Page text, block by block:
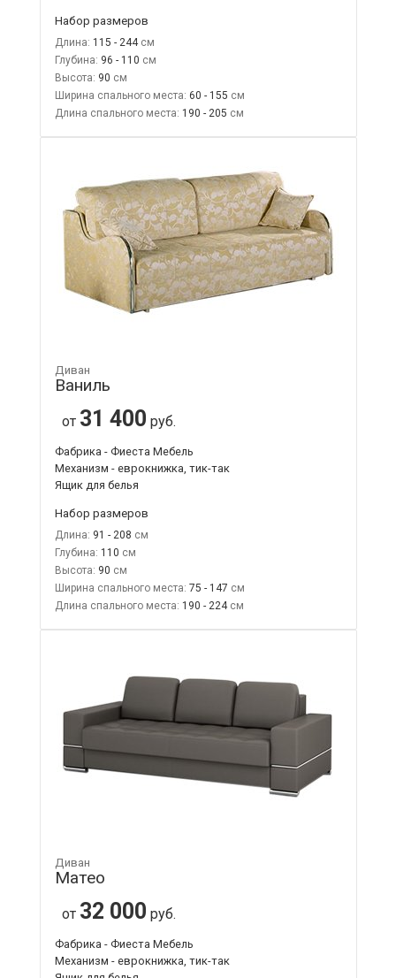
Набор размеров
Длина: 115 - 244
Глубина: 96 - 110
Высота: 90
Ширина спального места: 60 - 155
Длина спального места: 190 - 205
Диван
Ваниль
от 31 400 руб.
Фабрика - Фиеста Мебель
Механизм - еврокнижка, тик-так
Ящик для белья
Набор размеров
Длина: 91 - 208
Глубина: 110
Высота: 90
Ширина спального места: 75 - 147
Длина спального места: 190 - 224
Диван
Матео
от 32 000 руб.
Фабрика - Фиеста Мебель
Механизм - еврокнижка, тик-так